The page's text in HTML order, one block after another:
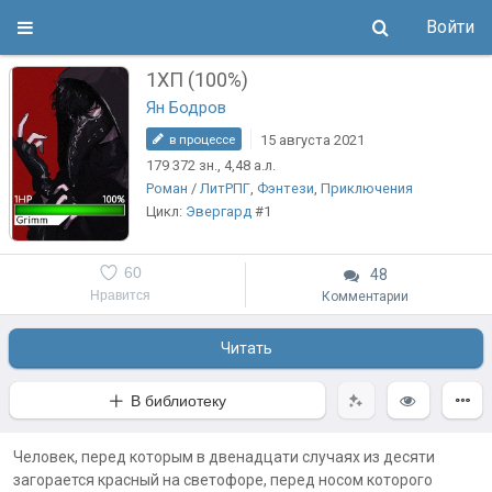
Войти
1ХП (100%)
Ян Бодров
в процессе
15 августа 2021
179 372 зн., 4,48 а.л.
Роман /ЛитРПГ,Фэнтези,Приключения
Цикл: Эвергард #1
Нравится
60 48
Комментарии
Читать
В библиотеку
Человек, перед которым в двенадцати случаях из десяти
загорается красный на светофоре, перед носом которого